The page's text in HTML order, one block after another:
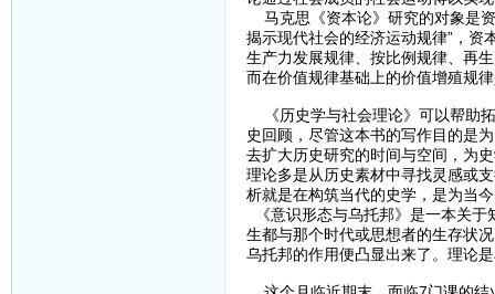
马克思《资本论》研究的对象是
揭示现代社会的经济运动规律”，资
生产力发展规律、按比例规律、再
而在价值规律基础上的价值增殖规
《历史学与社会理论》可以帮助
史回顾，尽管这本书的写作目的是
去扩大历史研究的时间与空间，为
理论多是从历史素材中寻找灵感或
析就是在构筑当代的史学，是为当
《意识形态与乌托邦》是一本关
生都与那个时代或思想者的生存状
乌托邦的作用便凸显出来了。理论